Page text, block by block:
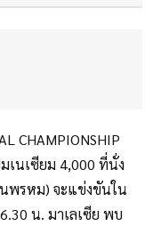
CHAMPIONSHIP
เนเซียม 4,000 ที่นั่ง
พรหม) จะแข่งขันใน
น. มาเลเซีย พบ